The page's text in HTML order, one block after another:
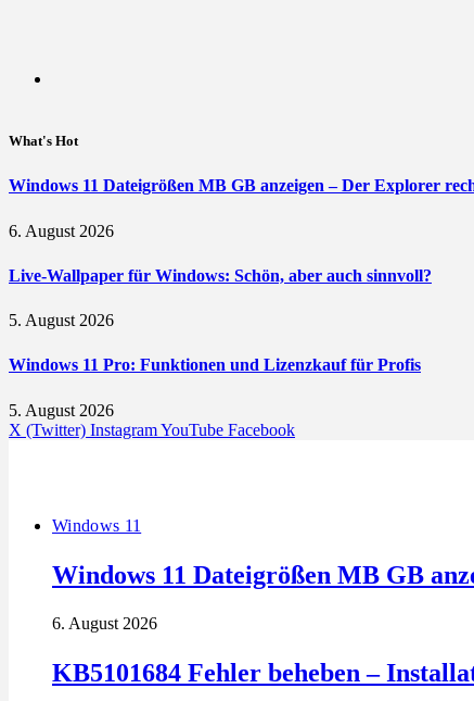
What's Hot
Windows 11 Dateigrößen MB GB anzeigen – Der Explorer
6. August 2026
Live-Wallpaper für Windows: Schön, aber auch sinnvoll?
5. August 2026
Windows 11 Pro: Funktionen und Lizenzkauf für Profis
5. August 2026
X (Twitter) InstagramYouTube Facebook
Windows 11
Windows 11 Dateigrößen MB GB
6. August 2026
KB5101684 Fehler beheben –